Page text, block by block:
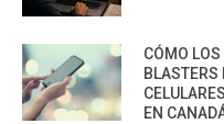
CÓMO
BLASTERS
EN